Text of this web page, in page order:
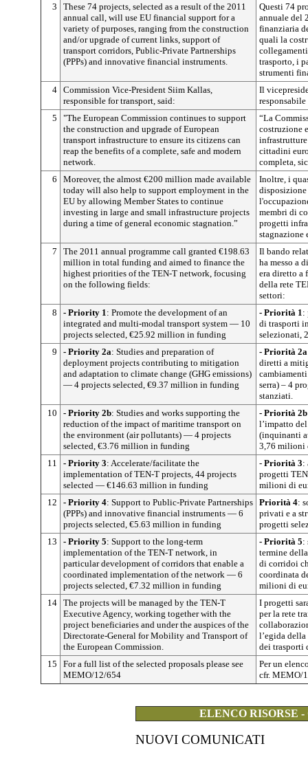
3
These 74 projects, selected as a result of the 2011
annual call, will use EU financial support for a
variety of purposes, ranging from the construction
and/or upgrade of current links, support of
transport corridors, Public-Private Partnerships
(PPPs) and innovative financial instruments.
Questi 74
annuale del
finanziaria
quali la
trasporto, i
strumenti
4 Commission Vice-President Siim Kallas,
responsible for transport, said:
Il
5
"The European Commission continues to support
the construction and upgrade of European
transport infrastructure to ensure its citizens can
reap the benefits of a complete, safe and modern
network.
“La
costruzione
cittadini
completa,
6
Moreover, the almost €200 million made available
today will also help to support employment in the
EU by allowing Member States to continue
investing in large and small infrastructure projects
during a time of general economic stagnation.”
Inoltre, i
membri di
progetti
stagnazione
7
The 2011 annual programme call granted €198.63
million in total funding and aimed to finance the
highest priorities of the TEN-T network, focusing
on the following fields:
Il bando
ha messo a
era diretto a
della rete
settori:
8
- Priority 1 : Promote the development of an
integrated and multi-modal transport system — 10
projects selected, €25.92 million in funding
- Priorità 1 :
di trasporti
selezionati,
9
- Priority 2a: Studies and preparation of
deployment projects contributing to mitigation
and adaptation to climate change (GHG emissions)
— 4 projects selected, €9.37 million in funding
- Priorità 2a
diretti a
serra) – 4
stanziati.
10
- Priority 2b: Studies and works supporting the
reduction of the impact of maritime transport on
the environment (air pollutants) — 4 projects
selected, €3.76 million in funding
- Priorità
l’impatto
(inquinanti
3,76 milioni
11
- Priority 3: Accelerate/facilitate the
implementation of TEN-T projects, 44 projects
selected — €146.63 million in funding
- Priorità 3:
progetti
milioni di
12
- Priority 4: Support to Public-Private Partnerships
(PPPs) and innovative financial instruments — 6
projects selected, €5.63 million in funding
Priorità 4:
privati e a
progetti
13
- Priority 5: Support to the long-term
implementation of the TEN-T network, in
particular development of corridors that enable a
coordinated implementation of the network — 6
projects selected, €7.32 million in funding
- Priorità 5:
termine
di corridoi
coordinata
milioni di
14 The projects will be managed by the TEN-T
Executive Agency, working together with the
project beneficiaries and under the auspices of the
Directorate-General for Mobility and Transport of
the European Commission.
I progetti
per la rete
l’egida
dei trasporti
15
For a full list of the selected proposals please see
MEMO/12/654
Per un
cfr. MEMO/
ELENCO RISORSE
NUOVI COMUNICATI